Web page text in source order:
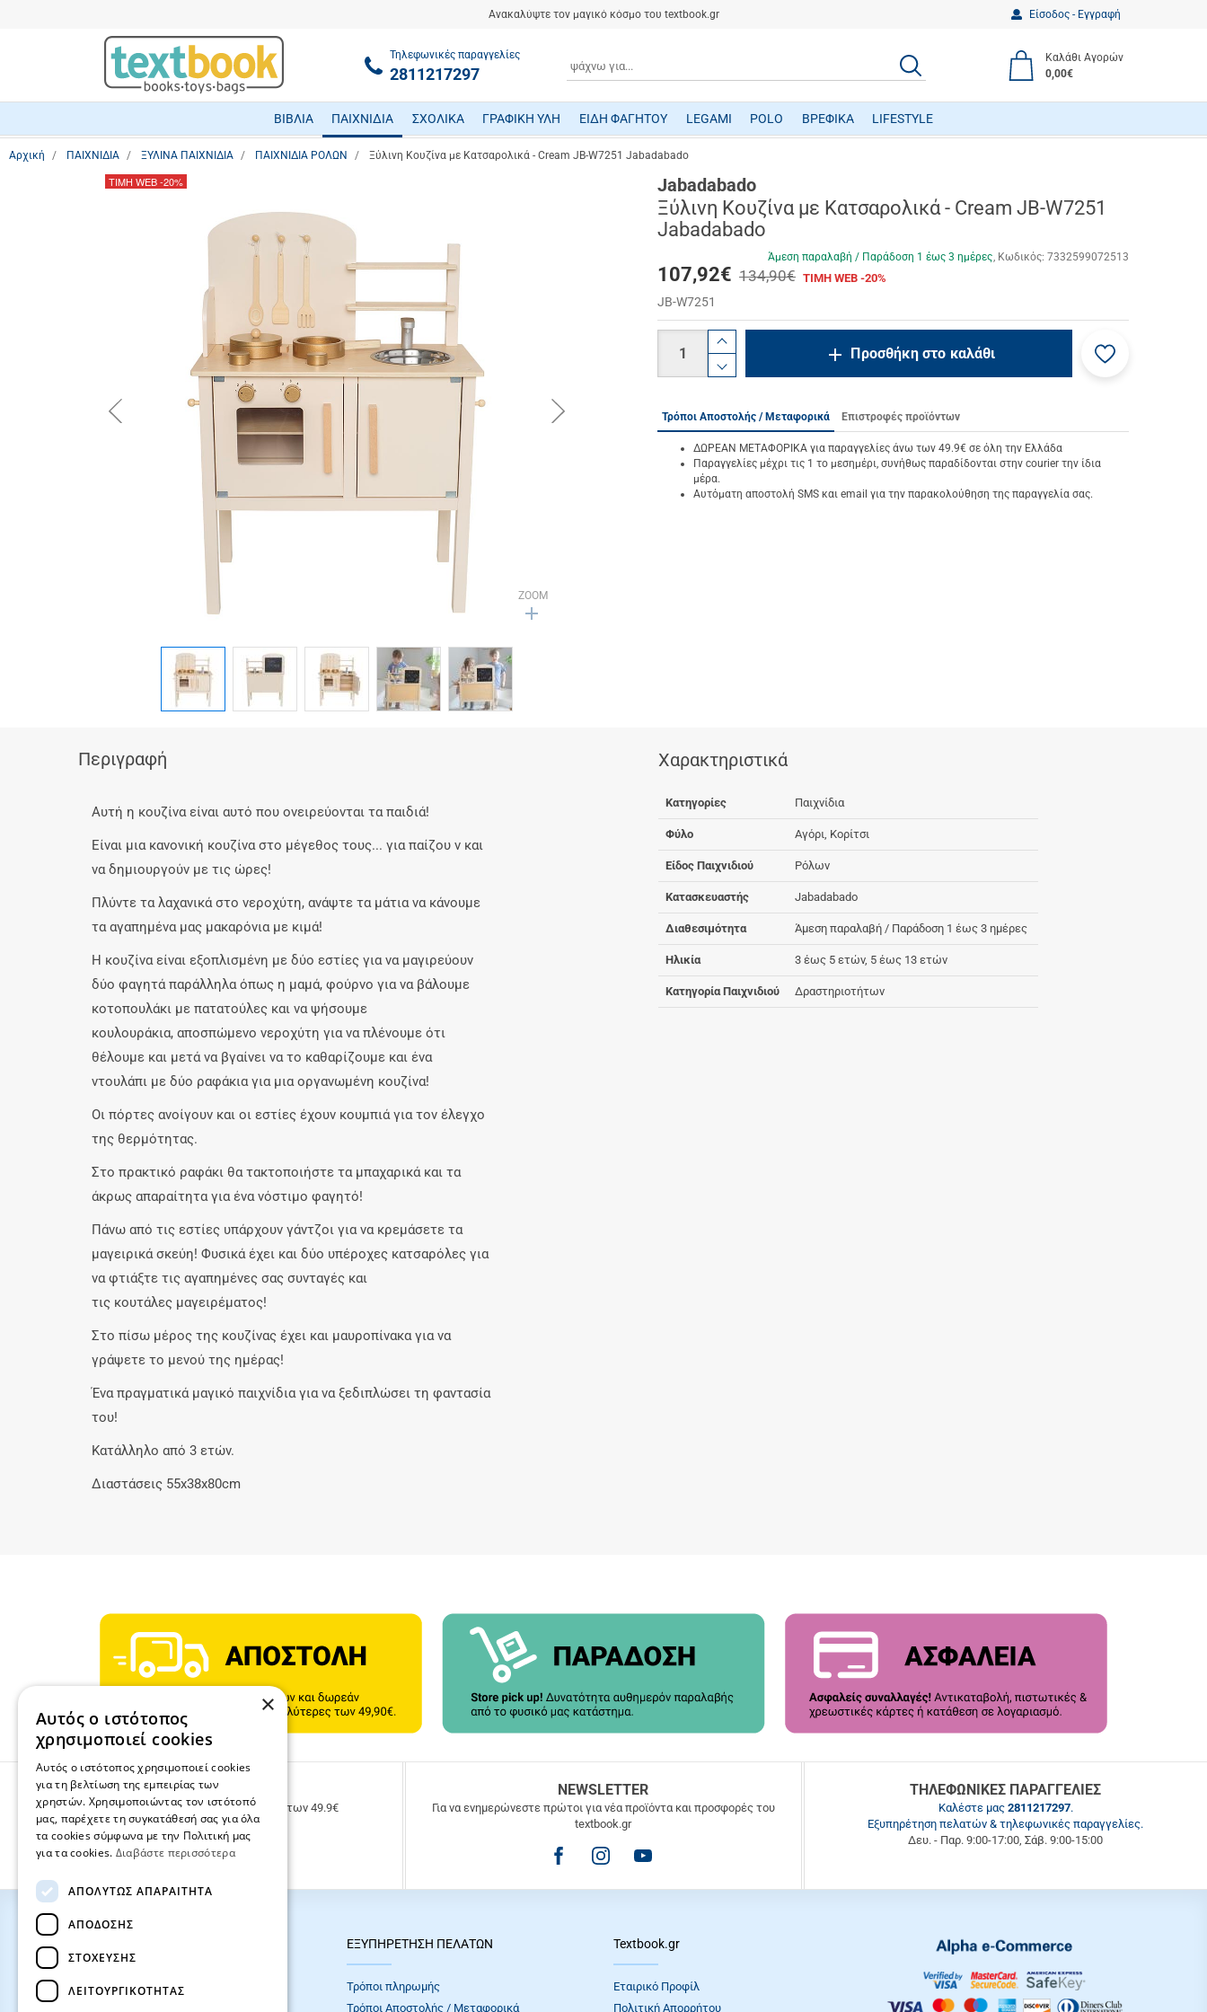
Ανακαλύψτε τον μαγικό κόσμο του textbook.gr Είσοδος - Εγγραφή
Τηλεφωνικές παραγγελίες
2811217297
ΑΝΑΖΗΤΗΣΗ
Καλάθι Αγορών
0,00€
ΒΙΒΛΙΑ ΠΑΙΧΝΙΔΙΑ ΣΧΟΛΙΚΑ ΓΡΑΦΙΚΗ ΥΛΗ ΕΙΔΗ ΦΑΓΗΤΟΥ LEGAMI POLO ΒΡΕΦΙΚΑ LIFESTYLE
Αρχική ΠΑΙΧΝΙΔΙΑ ΞΥΛΙΝΑ ΠΑΙΧΝΙΔΙΑ ΠΑΙΧΝΙΔΙΑ ΡΟΛΩΝ Ξύλινη Κουζίνα με Κατσαρολικά - Cream JB-W7251 Jabadabado
ZOOM
button.prev button.next
ΤΙΜΗ WEB-20% Jabadabado
Ξύλινη Κουζίνα με Κατσαρολικά - Cream JB-W7251
Jabadabado
Άμεση παραλαβή / Παράδoση 1 έως 3 ημέρες Κωδικός: 7332599072513
107,92€ 134,90€ ΤΙΜΗ WEB -20%
JB-W7251
product.increase.quantity
product.decrease.quantity
Προσθήκη στο καλάθι
Προσθήκη
Τρόποι Αποστολής / Μεταφορικά Επιστροφές προϊόντων
ΔΩΡΕΑΝ ΜΕΤΑΦΟΡΙΚΑ για παραγγελίες άνω των 49.9€ σε όλη την Ελλάδα
Παραγγελίες μέχρι τις 1 το μεσημέρι, συνήθως παραδίδονται στην courier την ίδια
μέρα.
Αυτόματη αποστολή SMS και email για την παρακολούθηση της παραγγελία σας.
Περιγραφή
Αυτή η κουζίνα είναι αυτό που ονειρεύονται τα παιδιά!
Είναι μια κανονική κουζίνα στο μέγεθος τους... για παίζου ν και
να δημιουργούν με τις ώρες!
Πλύντε τα λαχανικά στο νεροχύτη, ανάψτε τα μάτια να κάνουμε
τα αγαπημένα μας μακαρόνια με κιμά!
Η κουζίνα είναι εξοπλισμένη με δύο εστίες για να μαγιρεύουν
δύο φαγητά παράλληλα όπως η μαμά, φούρνο για να βάλουμε
κοτοπουλάκι με πατατούλες και να ψήσουμε
κουλουράκια, αποσπώμενο νεροχύτη για να πλένουμε ότι
θέλουμε και μετά να βγαίνει να το καθαρίζουμε και ένα
ντουλάπι με δύο ραφάκια για μια οργανωμένη κουζίνα!
Οι πόρτες ανοίγουν και οι εστίες έχουν κουμπιά για τον έλεγχο
της θερμότητας.
Στο πρακτικό ραφάκι θα τακτοποιήστε τα μπαχαρικά και τα
άκρως απαραίτητα για ένα νόστιμο φαγητό!
Πάνω από τις εστίες υπάρχουν γάντζοι για να κρεμάσετε τα
μαγειρικά σκεύη! Φυσικά έχει και δύο υπέροχες κατσαρόλες για
να φτιάξτε τις αγαπημένες σας συνταγές και
τις κουτάλες μαγειρέματος!
Στο πίσω μέρος της κουζίνας έχει και μαυροπίνακα για να
γράψετε το μενού της ημέρας!
Ένα πραγματικά μαγικό παιχνίδια για να ξεδιπλώσει τη φαντασία
του!
Κατάλληλο από 3 ετών.
Διαστάσεις 55x38x80cm
Χαρακτηριστικά
Κατηγορίες Παιχνίδια
Φύλο Αγόρι, Κορίτσι
Είδος Παιχνιδιού Ρόλων
Κατασκευαστής Jabadabado
Διαθεσιμότητα Άμεση παραλαβή / Παράδoση 1 έως 3 ημέρες
Ηλικία 3 έως 5 ετών, 5 έως 13 ετών
Κατηγορία Παιχνιδιού Δραστηριοτήτων
ΔΩΡΕΑΝ ΜΕΤΑΦΟΡΙΚΑ
Δωρεάν μεταφορικά για παραγγελίες άνω των 49.9€
NEWSLETTER
Για να ενημερώνεστε πρώτοι για νέα προϊόντα και προσφορές του
textbook.gr
ΤΗΛΕΦΩΝΙΚΕΣ ΠΑΡΑΓΓΕΛΙΕΣ
Καλέστε μας 2811217297.
Εξυπηρέτηση πελατών & τηλεφωνικές παραγγελίες.
Δευ. - Παρ. 9:00-17:00, Σάβ. 9:00-15:00
ΣΧΟΛΙΚΕΣ ΤΣΑΝΤΕΣ
ΕΞΥΠΗΡΕΤΗΣΗ ΠΕΛΑΤΩΝ
Τρόποι πληρωμής
Τρόποι Αποστολής / Μεταφορικά
Textbook.gr
Εταιρικό Προφίλ
Πολιτική Απορρήτου
×
Αυτός ο ιστότοπος
χρησιμοποιεί cookies
Αυτός ο ιστότοπος χρησιμοποιεί cookies
για τη βελτίωση της εμπειρίας των
χρηστών. Χρησιμοποιώντας τον ιστότοπό
μας, παρέχετε τη συγκατάθεσή σας για όλα
τα cookies σύμφωνα με την Πολιτική μας
για τα cookies. Διαβάστε περισσότερα
ΑΠΟΛΎΤΩΣ ΑΠΑΡΑΊΤΗΤΑ
ΑΠΌΔΟΣΗΣ
ΣΤΌΧΕΥΣΗΣ
ΛΕΙΤΟΥΡΓΙΚΌΤΗΤΑΣ